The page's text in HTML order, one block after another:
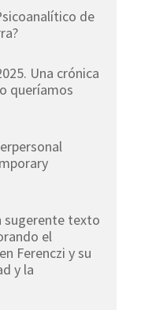
de
Una crónica
queríamos
sugerente texto
el
Ferenczi y su
y la